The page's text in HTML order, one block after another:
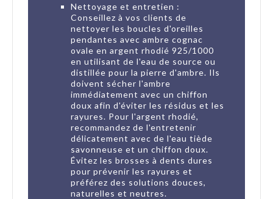
Nettoyage et entretien :
Conseillez à vos clients de
nettoyer les boucles d'oreilles
pendantes avec ambre cognac
ovale en argent rhodié 925/1000
en utilisant de l'eau de source ou
distillée pour la pierre d'ambre. Ils
doivent sécher l'ambre
immédiatement avec un chiffon
doux afin d'éviter les résidus et les
rayures. Pour l'argent rhodié,
recommandez de l'entretenir
délicatement avec de l'eau tiède
savonneuse et un chiffon doux.
Évitez les brosses à dents dures
pour prévenir les rayures et
préférez des solutions douces,
naturelles et neutres.